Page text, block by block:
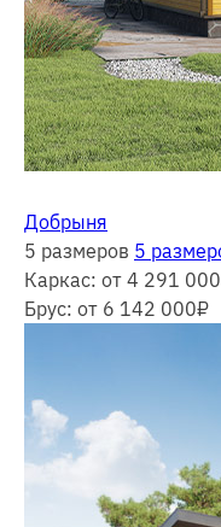
Добрыня
5 размеров 5
Каркас: от 4 291 000
Брус: от 6 142 000₽